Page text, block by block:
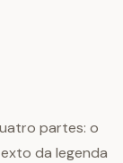
partes: o
da legenda